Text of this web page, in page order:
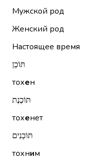
Мужской род
Женский род
Настоящее время
תּוֹכֵן
тохен
תּוֹכֶנֶת
тохенет
תּוֹכְנִים
тохним